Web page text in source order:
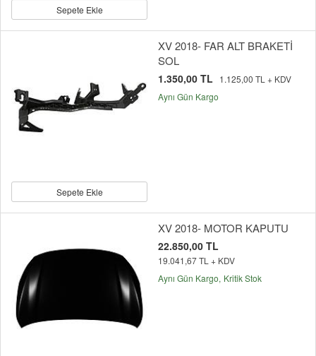
Sepete Ekle
Sepete Ekle
XV 2018- FAR ALT BRAKETİ
SOL
1.350,00 TL
1.125,00 TL + KDV
Aynı Gün Kargo
XV 2018- MOTOR KAPUTU
22.850,00 TL
19.041,67 TL + KDV
Aynı Gün Kargo Kritik Stok